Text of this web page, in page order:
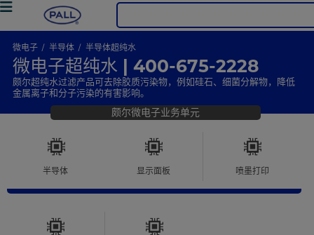
微电子 半导体 半导体超纯水
微电子超纯水 | 400-675-2228
颇尔超纯水过滤产品可去除胶质污染物，例如硅石、细菌分解物，降低
金属离子和分子污染的有害影响。
颇尔微电子业务单元
半导体 显示面板 喷墨打印